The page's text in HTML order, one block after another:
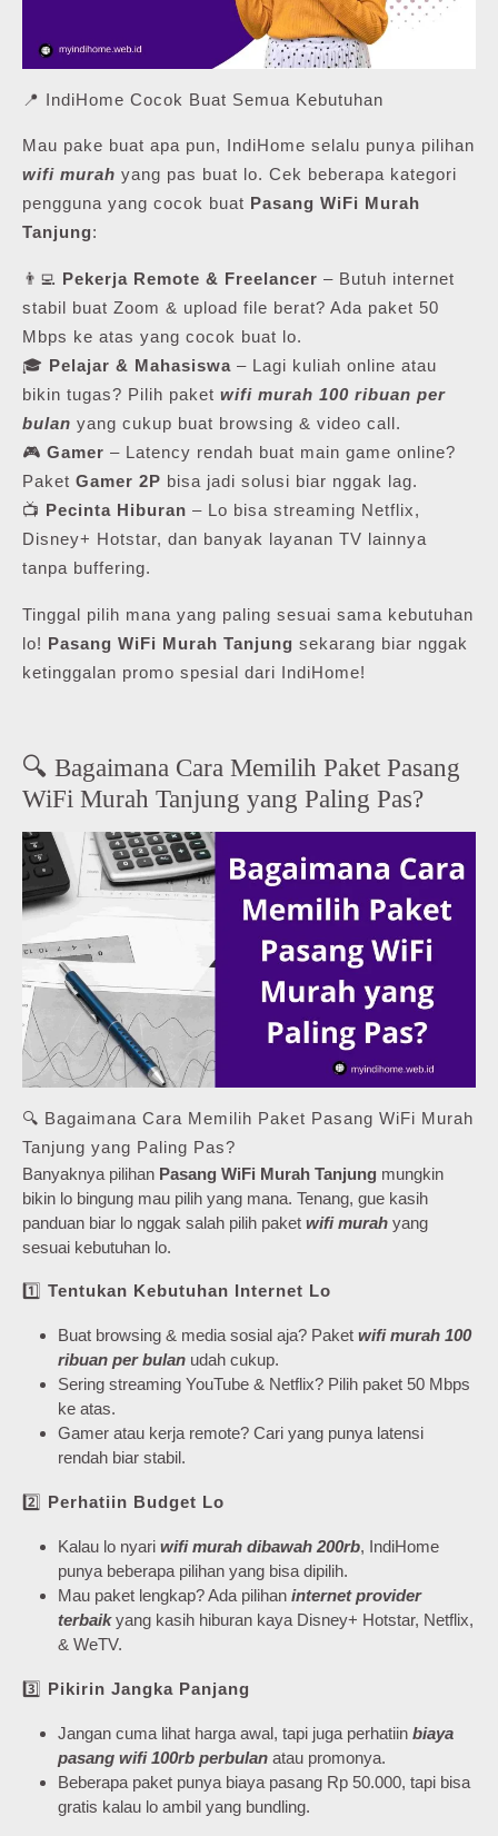
📍 IndiHome Cocok Buat Semua Kebutuhan
Mau pake buat apa pun, IndiHome selalu punya pilihan
wifi murah yang pas buat lo. Cek beberapa kategori
pengguna yang cocok buat Pasang WiFi Murah
Tanjung:
👨‍💻 Pekerja Remote & Freelancer – Butuh internet
stabil buat Zoom & upload file berat? Ada paket 50
Mbps ke atas yang cocok buat lo.
🎓 Pelajar & Mahasiswa – Lagi kuliah online atau
bikin tugas? Pilih paket wifi murah 100 ribuan per
bulan yang cukup buat browsing & video call.
🎮 Gamer – Latency rendah buat main game online?
Paket Gamer 2P bisa jadi solusi biar nggak lag.
📺 Pecinta Hiburan – Lo bisa streaming Netflix,
Disney+ Hotstar, dan banyak layanan TV lainnya
tanpa buffering.
Tinggal pilih mana yang paling sesuai sama kebutuhan
lo! Pasang WiFi Murah Tanjung sekarang biar nggak
ketinggalan promo spesial dari IndiHome!
🔍 Bagaimana Cara Memilih Paket Pasang
WiFi Murah Tanjung yang Paling Pas?
🔍 Bagaimana Cara Memilih Paket Pasang WiFi Murah
Tanjung yang Paling Pas?
Banyaknya pilihan Pasang WiFi Murah Tanjung mungkin
bikin lo bingung mau pilih yang mana. Tenang, gue kasih
panduan biar lo nggak salah pilih paket wifi murah yang
sesuai kebutuhan lo.
1️⃣ Tentukan Kebutuhan Internet Lo
Buat browsing & media sosial aja? Paket wifi murah 100
ribuan per bulan udah cukup.
Sering streaming YouTube & Netflix? Pilih paket 50 Mbps
ke atas.
Gamer atau kerja remote? Cari yang punya latensi
rendah biar stabil.
2️⃣ Perhatiin Budget Lo
Kalau lo nyari wifi murah dibawah 200rb, IndiHome
punya beberapa pilihan yang bisa dipilih.
Mau paket lengkap? Ada pilihan internet provider
terbaikyang kasih hiburan kaya Disney+ Hotstar, Netflix,
& WeTV.
3️⃣ Pikirin Jangka Panjang
Jangan cuma lihat harga awal, tapi juga perhatiin biaya
pasang wifi 100rb perbulan atau promonya.
Beberapa paket punya biaya pasang Rp 50.000, tapi bisa
gratis kalau lo ambil yang bundling.